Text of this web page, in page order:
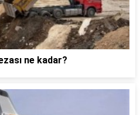
ne kadar?